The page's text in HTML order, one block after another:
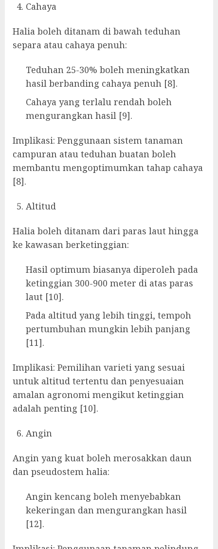
Cahaya
Halia boleh ditanam di bawah teduhan
separa atau cahaya penuh:
Teduhan 25-30% boleh meningkatkan
hasil berbanding cahaya penuh [8].
Cahaya yang terlalu rendah boleh
mengurangkan hasil [9].
Implikasi: Penggunaan sistem tanaman
campuran atau teduhan buatan boleh
membantu mengoptimumkan tahap cahaya
[8].
Altitud
Halia boleh ditanam dari paras laut hingga
ke kawasan berketinggian:
Hasil optimum biasanya diperoleh pada
ketinggian 300-900 meter di atas paras
laut [10].
Pada altitud yang lebih tinggi, tempoh
pertumbuhan mungkin lebih panjang
[11].
Implikasi: Pemilihan varieti yang sesuai
untuk altitud tertentu dan penyesuaian
amalan agronomi mengikut ketinggian
adalah penting [10].
Angin
Angin yang kuat boleh merosakkan daun
dan pseudostem halia:
Angin kencang boleh menyebabkan
kekeringan dan mengurangkan hasil
[12].